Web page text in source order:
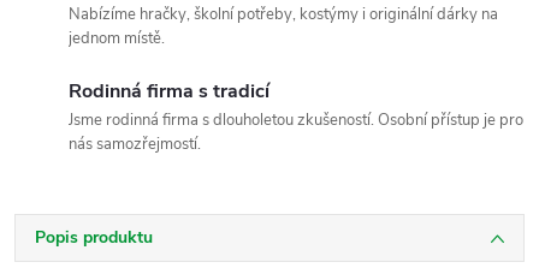
Nabízíme hračky, školní potřeby, kostýmy i originální dárky na
jednom místě.
Rodinná firma s tradicí
Jsme rodinná firma s dlouholetou zkušeností. Osobní přístup je pro
nás samozřejmostí.
Popis produktu